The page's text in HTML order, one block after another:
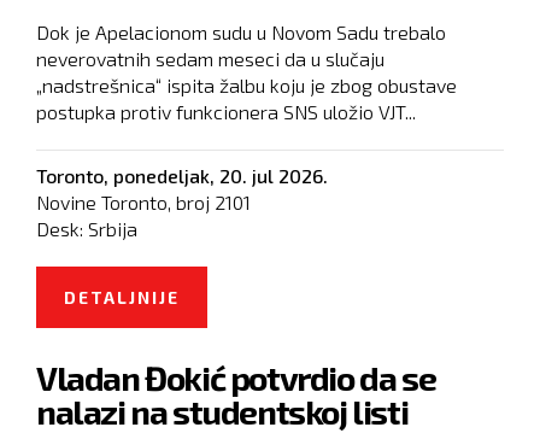
Dok je Apelacionom sudu u Novom Sadu trebalo
neverovatnih sedam meseci da u slučaju
„nadstrešnica“ ispita žalbu koju je zbog obustave
postupka protiv funkcionera SNS uložio VJT...
Toronto, ponedeljak, 20. jul 2026.
Novine Toronto, broj 2101
Desk: Srbija
DETALJNIJE
Vladan Đokić potvrdio da se
nalazi na studentskoj listi